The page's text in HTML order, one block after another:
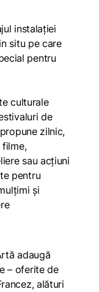
instalației
situ pe care
pentru
culturale
de
zilnic,
filme,
sau acțiuni
pentru
și
adaugă
– oferite de
alături